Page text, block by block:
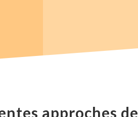
approches de